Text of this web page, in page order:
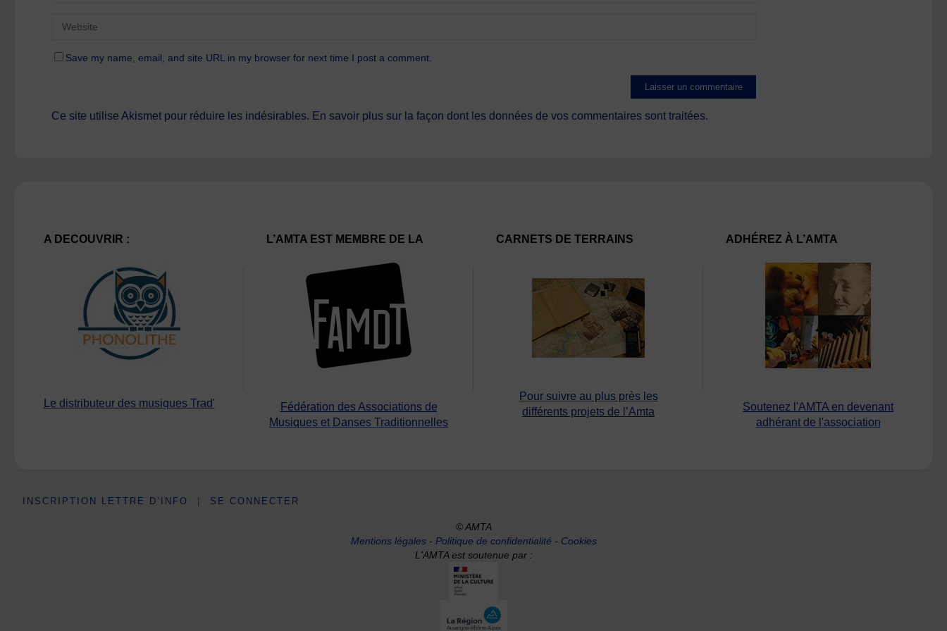
Save my name, email, and site URL in my browser for next time I post a comment.
Ce site utilise Akismet pour réduire les indésirables. En savoir plus sur la façon dont les données de vos commentaires sont traitées.
A DECOUVRIR :
Le distributeur des musiques Trad'
L’AMTA EST MEMBRE DE LA
Fédération des Associations de
Musiques et Danses Traditionnelles
CARNETS DE TERRAINS
Pour suivre au plus près les
différents projets de l’Amta
ADHÉREZ À L’AMTA
Soutenez l'AMTA en devenant
adhérant de l'association
INSCRIPTION LETTRE D’INFO SE CONNECTER
© AMTA
Mentions légales- Politique de confidentialité - Cookies
L'AMTA est soutenue par :